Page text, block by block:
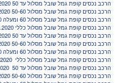
הרכב נכסים קופת גמל שובל מסלול עד 50 11.2020
הרכב נכסים קופת גמל שובל מסלול 50-60 11.2020
הרכב נכסים קופת גמל שובל מסלול 60 ומעלה 11.2020
הרכב נכסים קופת גמל שובל מסלול כללי 10.2020
הרכב נכסים קופת גמל שובל מסלול עד 50 10.2020
הרכב נכסים קופת גמל שובל מסלול 50-60 10.2020
הרכב נכסים קופת גמל שובל מסלול 60 ומעלה 10.2020
הרכב נכסים קופת גמל שובל מסלול כללי 09.2020
הרכב נכסים קופת גמל שובל מסלול עד 50 09.2020
הרכב נכסים קופת גמל שובל מסלול 50-60 09.2020